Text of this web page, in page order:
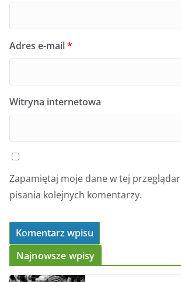
Adres e-mail*
Witryna internetowa
Zapamiętaj moje dane w tej
pisania kolejnych komentarzy.
Najnowsze wpisy